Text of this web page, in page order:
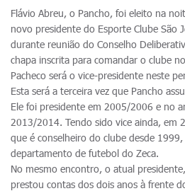
Flávio Abreu, o Pancho, foi eleito na
novo presidente do Esporte Clube São
durante reunião do Conselho
chapa inscrita para comandar o clube
Pacheco será o vice-presidente neste
Esta será a terceira vez que Pancho
Ele foi presidente em 2005/2006 e no
2013/2014. Tendo sido vice ainda, em
que é conselheiro do clube desde
departamento de futebol do Zeca.
No mesmo encontro, o atual
prestou contas dos dois anos à frente